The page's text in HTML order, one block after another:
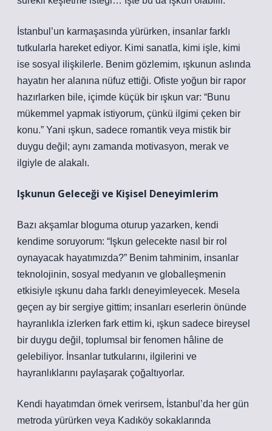
İstanbul’un karmaşasında yürürken, insanlar farklı
tutkularla hareket ediyor. Kimi sanatla, kimi işle, kimi
ise sosyal ilişkilerle. Benim gözlemim, ışkunun aslında
hayatın her alanına nüfuz ettiği. Ofiste yoğun bir rapor
hazırlarken bile, içimde küçük bir ışkun var: “Bunu
mükemmel yapmak istiyorum, çünkü ilgimi çeken bir
konu.” Yani ışkun, sadece romantik veya mistik bir
duygu değil; aynı zamanda motivasyon, merak ve
ilgiyle de alakalı.
Işkunun Geleceği ve Kişisel Deneyimlerim
Bazı akşamlar bloguma oturup yazarken, kendi
kendime soruyorum: “Işkun gelecekte nasıl bir rol
oynayacak hayatımızda?” Benim tahminim, insanlar
teknolojinin, sosyal medyanın ve globalleşmenin
etkisiyle ışkunu daha farklı deneyimleyecek. Mesela
geçen ay bir sergiye gittim; insanları eserlerin önünde
hayranlıkla izlerken fark ettim ki, ışkun sadece bireysel
bir duygu değil, toplumsal bir fenomen hâline de
gelebiliyor. İnsanlar tutkularını, ilgilerini ve
hayranlıklarını paylaşarak çoğaltıyorlar.
Kendi hayatımdan örnek verirsem, İstanbul’da her gün
metroda yürürken veya Kadıköy sokaklarında